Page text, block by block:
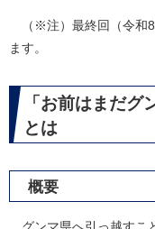
（※注）最終回（令和8
ます。
「お前はまだグ
とは
概要